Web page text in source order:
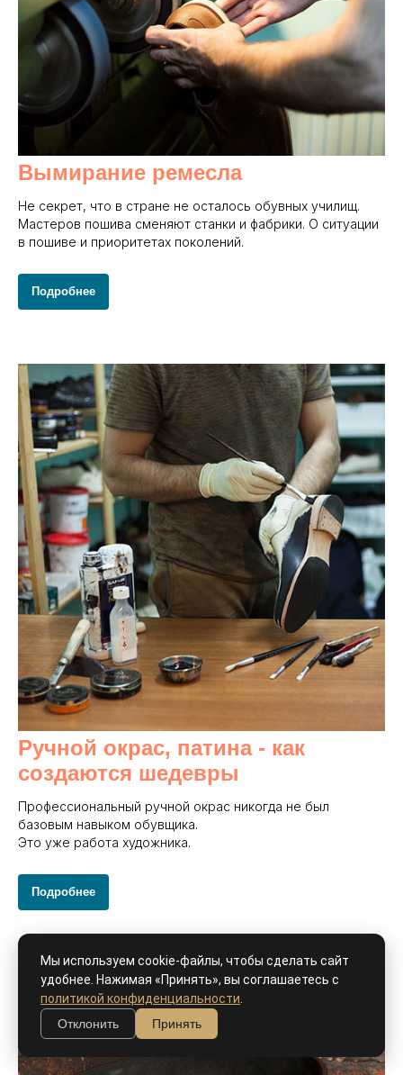
Мы используем cookie-файлы, чтобы сделать сайт
удобнее. Нажимая «Принять», вы соглашаетесь с
политикой конфиденциальности
Отклонить
Принять
Вымирание ремесла
Не секрет, что в стране не осталось обувных училищ.
Мастеров пошива сменяют станки и фабрики. О ситуации
в пошиве и приоритетах поколений.
Подробнее
Ручной окрас, патина - как
создаются шедевры
Профессиональный ручной окрас никогда не был
базовым навыком обувщика.
Это уже работа художника.
Подробнее